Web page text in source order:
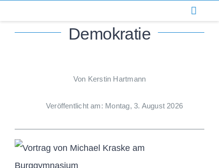
Demokratie
Von Kerstin Hartmann
Veröffentlicht am: Montag, 3. August 2026